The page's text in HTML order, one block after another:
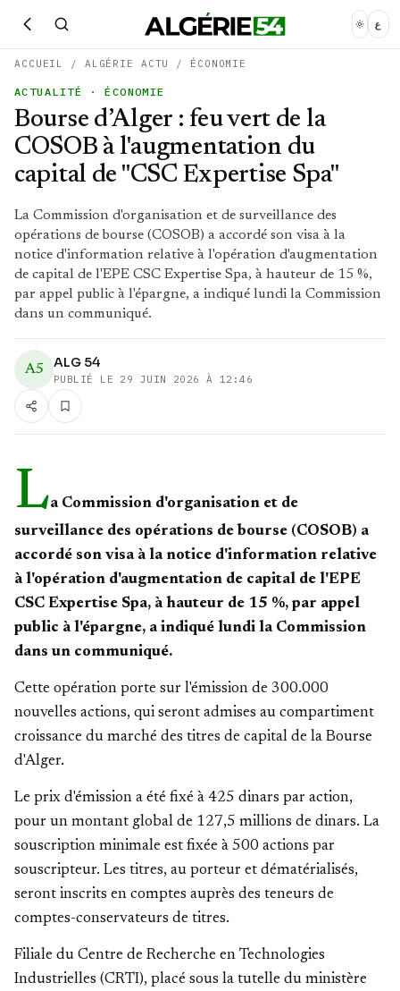
ع
ACCUEIL / ALGÉRIE ACTU / ÉCONOMIE
ACTUALITÉ · ÉCONOMIE
Bourse d’Alger : feu vert de la
COSOB à l'augmentation du
capital de "CSC Expertise Spa"
La Commission d'organisation et de surveillance des
opérations de bourse (COSOB) a accordé son visa à la
notice d'information relative à l'opération d'augmentation
de capital de l'EPE CSC Expertise Spa, à hauteur de 15 %,
par appel public à l'épargne, a indiqué lundi la Commission
dans un communiqué.
A5 ALG 54
PUBLIÉ LE 29 JUIN 2026 À 12:46
La Commission d'organisation et de
surveillance des opérations de bourse (COSOB) a
accordé son visa à la notice d'information relative
à l'opération d'augmentation de capital de l'EPE
CSC Expertise Spa, à hauteur de 15 %, par appel
public à l'épargne, a indiqué lundi la Commission
dans un communiqué.
Cette opération porte sur l'émission de 300.000
nouvelles actions, qui seront admises au compartiment
croissance du marché des titres de capital de la Bourse
d'Alger.
Le prix d'émission a été fixé à 425 dinars par action,
pour un montant global de 127,5 millions de dinars. La
souscription minimale est fixée à 500 actions par
souscripteur. Les titres, au porteur et dématérialisés,
seront inscrits en comptes auprès des teneurs de
comptes-conservateurs de titres.
Filiale du Centre de Recherche en Technologies
Industrielles (CRTI), placé sous la tutelle du ministère